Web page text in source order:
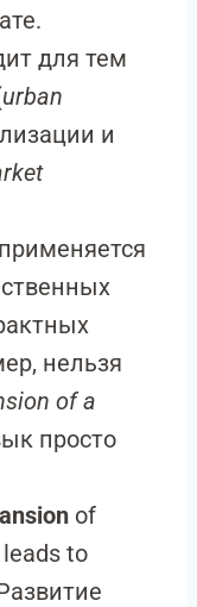
для тем
urban
и
нельзя
of a
просто
of
to